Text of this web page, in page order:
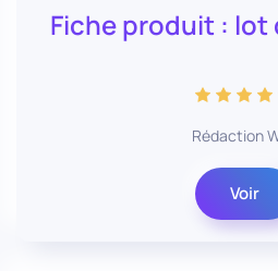
Fiche produit : lot
Rédaction
Voir